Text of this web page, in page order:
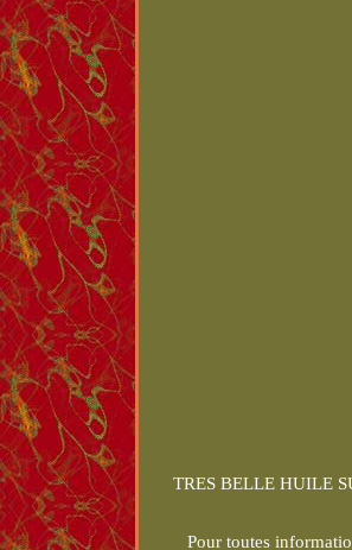
TRES BELLE HUILE
Pour toutes